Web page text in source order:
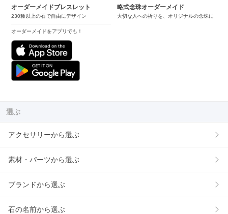
オーダーメイドブレスレット
230種以上の石で自由にデザイン
オーダーメイドをアプリでも！
略式念珠オーダーメイド
大切な人への祈りを、オリジナルの念珠に
選ぶ
アクセサリーから選ぶ
素材・パーツから選ぶ
ブランドから選ぶ
石の名前から選ぶ